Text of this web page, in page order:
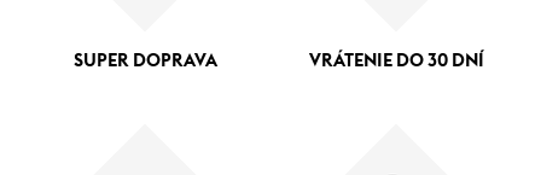
SUPER DOPRAVA VRÁTENIE DO 30 DNÍ